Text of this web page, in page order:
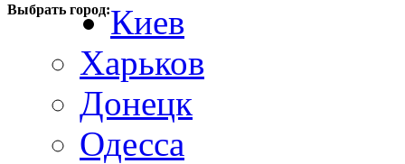
Выбрать город:Киев
Харьков
Донецк
Одесса